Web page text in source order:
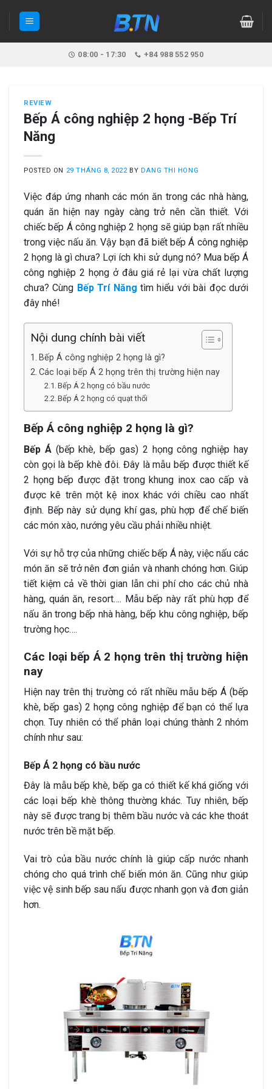
08:00 - 17:30 +84 988 552 950
REVIEW
Bếp Á công nghiệp 2 họng -Bếp Trí
Năng
POSTED ON 29 THÁNG 8, 2022 BY DANG THI HONG
Việc đáp ứng nhanh các món ăn trong các nhà hàng,
quán ăn hiện nay ngày càng trở nên cần thiết. Với
chiếc bếp Á công nghiệp 2 họng sẽ giúp bạn rất nhiều
trong việc nấu ăn. Vậy bạn đã biết bếp Á công nghiệp
2 họng là gì chưa? Lợi ích khi sử dụng nó? Mua bếp Á
công nghiệp 2 họng ở đâu giá rẻ lại vừa chất lượng
chưa? Cùng Bếp Trí Năng tìm hiểu với bài đọc dưới
đây nhé!
Nội dung chính bài viết
Bếp Á công nghiệp 2 họng là gì?
Các loại bếp Á 2 họng trên thị trường hiện nay
Bếp Á 2 họng có bầu nước
Bếp Á 2 họng có quạt thổi
Bếp Á công nghiệp 2 họng là gì?
Bếp Á(bếp khè, bếp gas) 2 họng công nghiệp hay
còn gọi là bếp khè đôi. Đây là mẫu bếp được thiết kế
2 họng bếp được đặt trong khung inox cao cấp và
được kê trên một kệ inox khác với chiều cao nhất
định. Bếp này sử dụng khí gas, phù hợp để chế biến
các món xào, nướng yêu cầu phải nhiều nhiệt.
Với sự hỗ trợ của những chiếc bếp Á này, việc nấu các
món ăn sẽ trở nên đơn giản và nhanh chóng hơn. Giúp
tiết kiệm cả về thời gian lẫn chi phí cho các chủ nhà
hàng, quán ăn, resort…. Mẫu bếp này rất phù hợp để
nấu ăn trong bếp nhà hàng, bếp khu công nghiệp, bếp
trường học….
Các loại bếp Á 2 họng trên thị trường hiện
nay
Hiện nay trên thị trường có rất nhiều mẫu bếp Á (bếp
khè, bếp gas) 2 họng công nghiệp để bạn có thể lựa
chọn. Tuy nhiên có thể phân loại chúng thành 2 nhóm
chính như sau:
Bếp Á 2 họng có bầu nước
Đây là mẫu bếp khè, bếp ga có thiết kế khá giống với
các loại bếp khè thông thường khác. Tuy nhiên, bếp
này sẽ được trang bị thêm bầu nước và các khe thoát
nước trên bề mặt bếp.
Vai trò của bầu nước chính là giúp cấp nước nhanh
chóng cho quá trình chế biến món ăn. Cũng như giúp
việc vệ sinh bếp sau nấu được nhanh gọn và đơn giản
hơn.